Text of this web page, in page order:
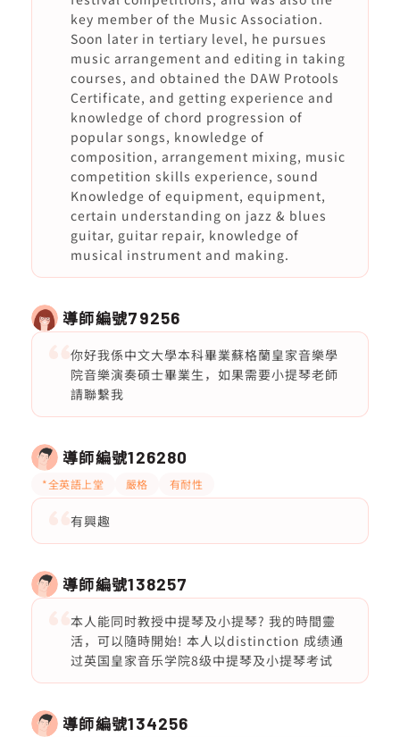
key member of the Music Association.
Soon later in tertiary level, he pursues
music arrangement and editing in taking
courses, and obtained the DAW Protools
Certificate, and getting experience and
knowledge of chord progression of
popular songs, knowledge of
composition, arrangement mixing, music
competition skills experience, sound
Knowledge of equipment, equipment,
certain understanding on jazz & blues
guitar, guitar repair, knowledge of
musical instrument and making.
導師編號79256
你好我係中文大學本科畢業蘇格蘭皇家音樂學
院音樂演奏碩士畢業生，如果需要小提琴老師
請聯繫我
導師編號126280
*全英語上堂 嚴格 有耐性
有興趣
導師編號138257
本人能同时教授中提琴及小提琴? 我的時間靈
活，可以隨時開始! 本人以distinction 成绩通
过英国皇家音乐学院8级中提琴及小提琴考试
導師編號134256